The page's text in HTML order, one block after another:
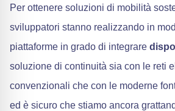
Per ottenere soluzioni di mobilità
sviluppatori stanno realizzando in
piattaforme in grado di integrare
soluzione di continuità sia con le reti
convenzionali che con le moderne
ed è sicuro che stiamo ancora